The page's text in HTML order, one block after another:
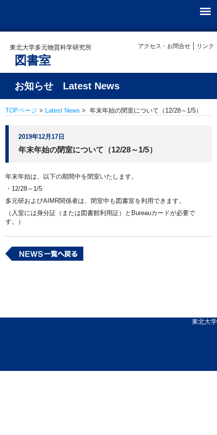
東北大学多元物質科学研究所
図書室
アクセス・お問合せ リンク
お知らせ Latest News
TOPページ > Latest News > 年末年始の閉室について（12/28～1/5）
2019年12月17日
年末年始の閉室について（12/28～1/5）
年末年始は、以下の期間中を閉室いたします。
・12/28～1/5
多元研およびAIMR関係者は、閉室中も図書室を利用できます。
（入室には身分証（または図書館利用証）とBureauカードが必要で
す。）
東北大